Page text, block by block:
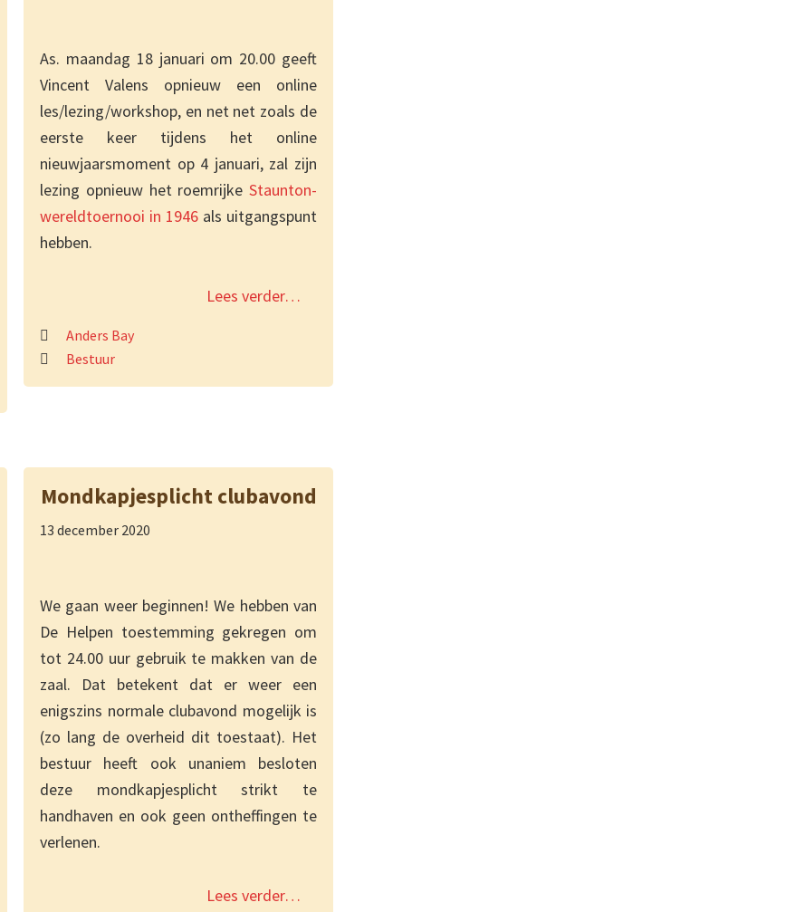
As. maandag 18 januari om 20.00 geeft
Vincent Valens opnieuw een online
les/lezing/workshop, en net net zoals de
eerste keer tijdens het online
nieuwjaarsmoment op 4 januari, zal zijn
lezing opnieuw het roemrijke Staunton-
wereldtoernooi in 1946 als uitgangspunt
hebben.
Lees verder…
Anders Bay
Bestuur
Mondkapjesplicht clubavond
13 december 2020
We gaan weer beginnen! We hebben van
De Helpen toestemming gekregen om
tot 24.00 uur gebruik te makken van de
zaal. Dat betekent dat er weer een
enigszins normale clubavond mogelijk is
(zo lang de overheid dit toestaat). Het
bestuur heeft ook unaniem besloten
deze mondkapjesplicht strikt te
handhaven en ook geen ontheffingen te
verlenen.
Lees verder…